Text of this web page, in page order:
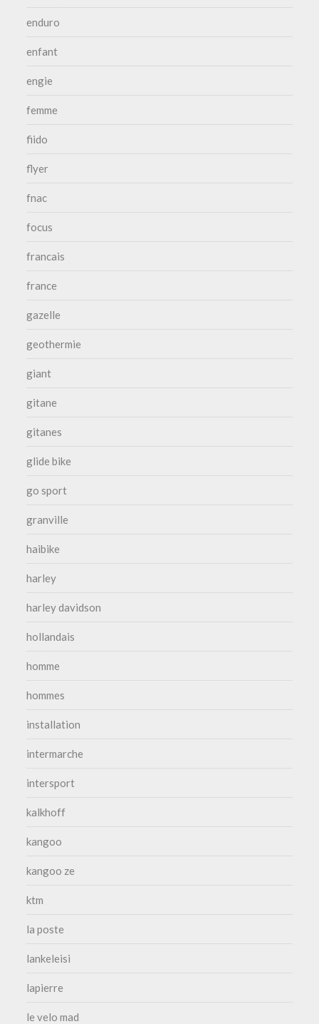
enduro
enfant
engie
femme
fiido
flyer
fnac
focus
francais
france
gazelle
geothermie
giant
gitane
gitanes
glide bike
go sport
granville
haibike
harley
harley davidson
hollandais
homme
hommes
installation
intermarche
intersport
kalkhoff
kangoo
kangoo ze
ktm
la poste
lankeleisi
lapierre
le velo mad